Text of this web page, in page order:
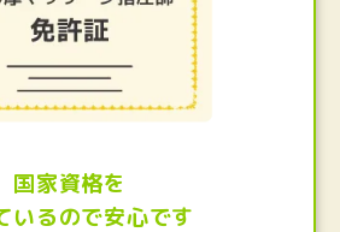
国家資格を
いるので安心です